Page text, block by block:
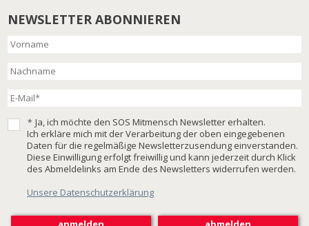
NEWSLETTER ABONNIEREN
* Ja, ich möchte den SOS Mitmensch Newsletter erhalten.
Ich erkläre mich mit der Verarbeitung der oben eingegebenen
Daten für die regelmäßige Newsletterzusendung einverstanden.
Diese Einwilligung erfolgt freiwillig und kann jederzeit durch Klick
des Abmeldelinks am Ende des Newsletters widerrufen werden.
Unsere Datenschutzerklärung